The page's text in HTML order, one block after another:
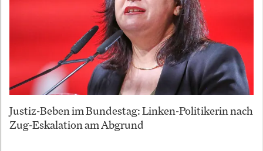
Justiz-Beben im Bundestag: Linken-Politikerin nach
Zug-Eskalation am Abgrund